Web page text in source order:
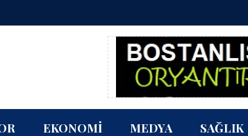
EKONOMI MEDYA SAĞLIK